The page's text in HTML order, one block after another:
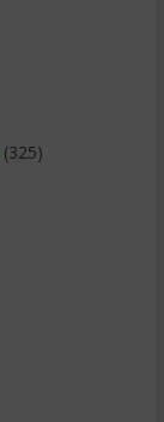
(325)